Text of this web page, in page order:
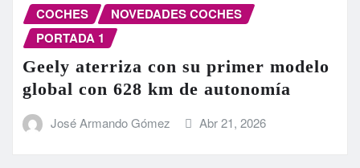
COCHES
NOVEDADES COCHES
PORTADA 1
Geely aterriza con su primer modelo
global con 628 km de autonomía
José Armando Gómez Abr 21, 2026